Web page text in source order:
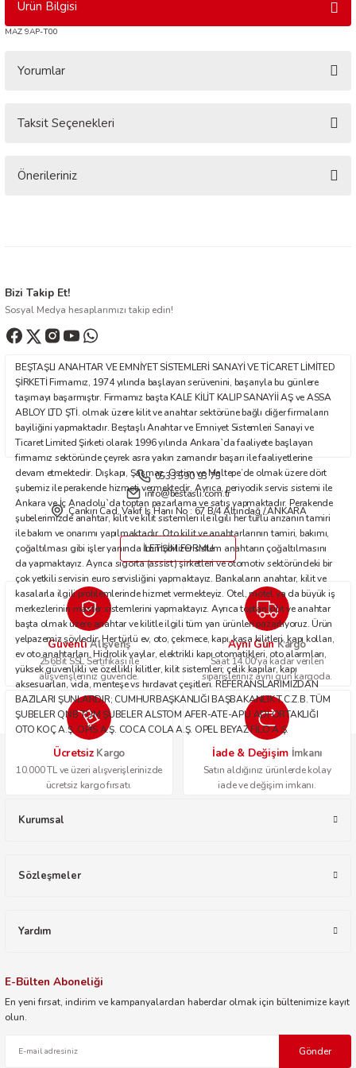
Ürün Bilgisi
MAZ 9AP-T00
Yorumlar
Bu ürüne ilk yorumu siz yapın!
Taksit Seçenekleri
Önerileriniz
Ürün resmi kalitesiz, bozuk veya görüntülenemiyor.
Ürün açıklamasında eksik bilgiler bulunuyor.
Ürün bilgilerinde hatalar bulunuyor.
Bu ürüne benzer farklı alternatifler olmalı.
Gönder
Bizi Takip Et!
Sosyal Medya hesaplarımızı takip edin!
BEŞTAŞLI ANAHTAR VE EMNİYET SİSTEMLERİ SANAYİ VE TİCARET LİMİTED
ŞİRKETİ Firmamız, 1974 yılında başlayan serüvenini, başarıyla bu günlere
taşımayı başarmıştır. Firmamız başta KALE KİLİT KALIP SANAYİİ AŞ ve ASSA
ABLOY LTD ŞTİ. olmak üzere kilit ve anahtar sektörüne bağlı diğer firmaların
bayiliğini yapmaktadır. Beştaşlı Anahtar ve Emniyet Sistemleri Sanayi ve
Ticaret Limited Şirketi olarak 1996 yılında Ankara`da faaliyete başlayan
firmamız sektöründe çeyrek asra yakın zamandır başarı ile faaliyetlerine
devam etmektedir. Dışkapı, Şaşmaz, Ostim ve Maltepe’de olmak üzere dört
şubemiz ile perakende hizmeti vermektedir. Ayrıca, periyodik servis sistemi ile
Ankara ve İç Anadolu`da toptan pazarlama ve satış yapmaktadır. Perakende
şubelerimizde anahtar, kilit ve kilit sistemleri ile ilgili her türlü arızanın tamiri
ile bakım ve onarımı yapılmaktadır. Oto kilit ve anahtarlarının tamiri, bakımı,
çoğaltılması gibi işler yanında immobilizer sistem anahtarın çoğaltılmasını
da yapmaktayız. Ayrıca sigorta (assist) şirketleri ve otomotiv sektöründeki bir
çok yetkili servisin euro servisliğini yapmaktayız. Bankaların anahtar, kilit ve
kasalarla ilgili problemlerinde hizmet vermekteyiz. Otel, motel ya da büyük iş
merkezlerinin master sistemlerini yapmaktayız. Ayrıca toptan kilit ve anahtar
başta olmak üzere anahtar ve kilitle ilgili tüm yan ürünleri pazarlıyoruz. Ürün
yelpazemiz şöyledir: Her türlü ev, oto, çekmece, kapı, kasa kilitleri, kapı kolları,
ev oto anahtarları. Hidrolik yaylar, elektrikli kapı otomatikleri, oto alarmları,
yüksek güvenlikli ve özellikli kilitler, kilit sistemleri; çelik kapılar, kapı
aksesuarları, vida, menteşe vs hırdavat çeşitleri. REFERANSLARIMIZDAN
BAZILARI ŞUNLARDIR; CUMHURBAŞKANLIĞI BAŞBAKANLIK T.C.Z.B. TÜM
ŞUBELER QNB TÜM ŞUBELER ALSTOM AFER-ATE-APU ADİ ORTAKLIĞI
OTO KOÇ A.Ş. OPİS A.Ş. COCA COLA A.Ş. OPEL BEYAZ FİLO A.Ş.
0533 590 93 75
info@bestasli.com.tr
Çankırı Cad. Vakıf İş Hanı No : 67 B/4 Altındağ / ANKARA
İLETİŞİM FORMU
GüvenliAlışveriş
256Bit SSL Sertifikası ile
alışverişleriniz güvende.
Aynı GünKargo
Saat 14.00'ya kadar verilen
siparişleriniz aynı gün kargoda.
Ücretsiz Kargo
10.000 TL ve üzeri alışverişlerinizde
ücretsiz kargo fırsatı.
İade & Değişim İmkanı
Satın aldığınız ürünlerde kolay
iade ve değişim imkanı.
Kurumsal
Sözleşmeler
Yardım
E-Bülten Aboneliği
En yeni fırsat, indirim ve kampanyalardan haberdar olmak için bültenimize kayıt
olun.
Gönder